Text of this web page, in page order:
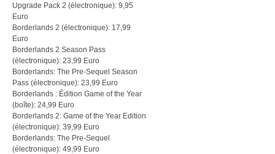
Upgrade Pack 2 (électronique): 9,95
Euro
Borderlands 2 (électronique): 17,99
Euro
Borderlands 2 Season Pass
(électronique): 23,99 Euro
Borderlands: The Pre-Sequel Season
Pass (électronique): 23,99 Euro
Borderlands : Édition Game of the Year
(boîte): 24,99 Euro
Borderlands 2: Game of the Year Edition
(électronique): 39,99 Euro
Borderlands: The Pre-Sequel
(électronique): 49,99 Euro